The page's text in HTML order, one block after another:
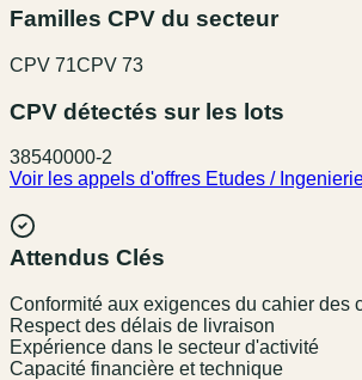
Familles CPV du secteur
CPV 71CPV 73
CPV détectés sur les lots
38540000-2
Voir les appels d'offres Etudes /
Attendus Clés
Conformité aux exigences du cahier des
Respect des délais de livraison
Expérience dans le secteur d'activité
Capacité financière et technique